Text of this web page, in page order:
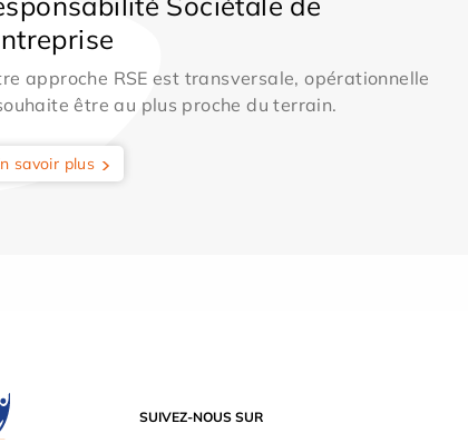
approche RSE est transversale, opérationnelle
être au plus proche du terrain.
savoir plus
SUIVEZ-NOUS SUR